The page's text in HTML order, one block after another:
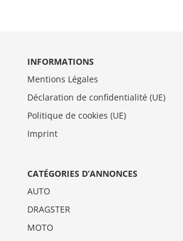
INFORMATIONS
Mentions Légales
Déclaration de confidentialité (UE)
Politique de cookies (UE)
Imprint
CATÉGORIES D’ANNONCES
AUTO
DRAGSTER
MOTO